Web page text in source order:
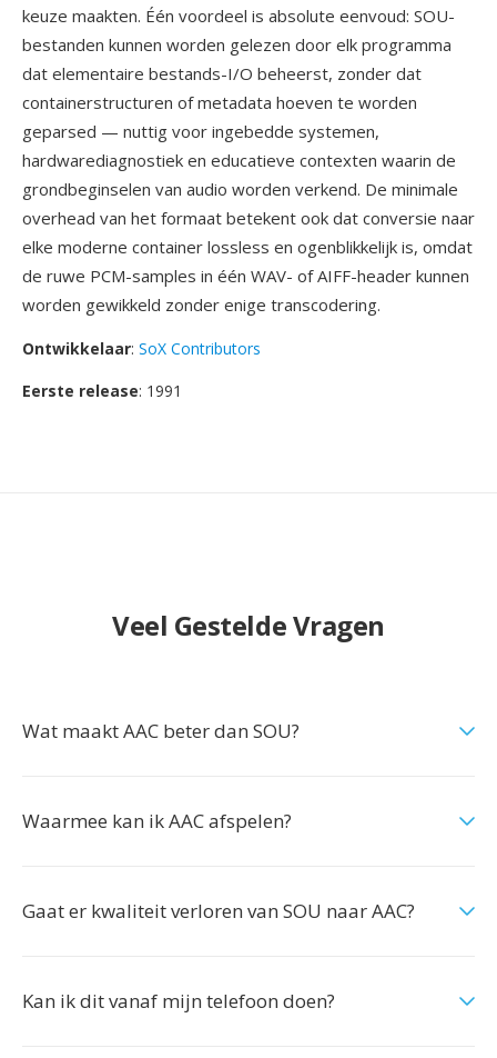
keuze maakten. Één voordeel is absolute eenvoud: SOU-
bestanden kunnen worden gelezen door elk programma
dat elementaire bestands-I/O beheerst, zonder dat
containerstructuren of metadata hoeven te worden
geparsed — nuttig voor ingebedde systemen,
hardwarediagnostiek en educatieve contexten waarin de
grondbeginselen van audio worden verkend. De minimale
overhead van het formaat betekent ook dat conversie naar
elke moderne container lossless en ogenblikkelijk is, omdat
de ruwe PCM-samples in één WAV- of AIFF-header kunnen
worden gewikkeld zonder enige transcodering.
Ontwikkelaar: SoX Contributors
Eerste release: 1991
Veel Gestelde Vragen
Wat maakt AAC beter dan SOU?
Waarmee kan ik AAC afspelen?
Gaat er kwaliteit verloren van SOU naar AAC?
Kan ik dit vanaf mijn telefoon doen?